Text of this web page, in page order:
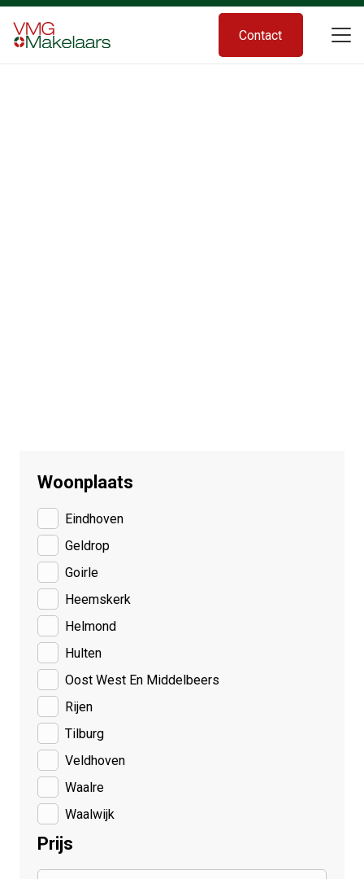
Contact
Woonplaats
Eindhoven
Geldrop
Goirle
Heemskerk
Helmond
Hulten
Oost West En Middelbeers
Rijen
Tilburg
Veldhoven
Waalre
Waalwijk
Prijs